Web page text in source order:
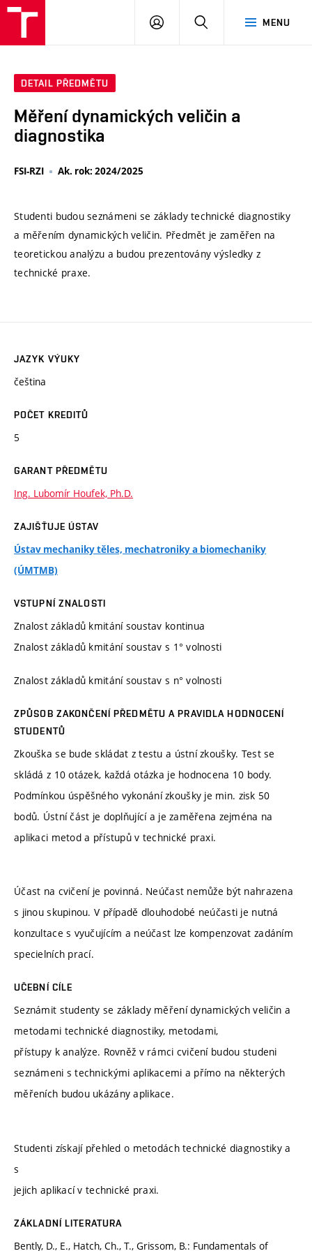
MENU
PŘIHLÁSIT
DETAIL PŘEDMĚTU
Měření dynamických veličin a
diagnostika
FSI-RZI Ak. rok: 2024/2025
Studenti budou seznámeni se základy technické diagnostiky
a měřením dynamických veličin. Předmět je zaměřen na
teoretickou analýzu a budou prezentovány výsledky z
technické praxe.
JAZYK VÝUKY
čeština
POČET KREDITŮ
5
GARANT PŘEDMĚTU
Ing. Lubomír Houfek, Ph.D.
ZAJIŠŤUJE ÚSTAV
Ústav mechaniky těles, mechatroniky a biomechaniky
(ÚMTMB)
VSTUPNÍ ZNALOSTI
Znalost základů kmitání soustav kontinua
Znalost základů kmitání soustav s 1° volnosti
Znalost základů kmitání soustav s n° volnosti
ZPŮSOB ZAKONČENÍ PŘEDMĚTU A PRAVIDLA HODNOCENÍ
STUDENTŮ
Zkouška se bude skládat z testu a ústní zkoušky. Test se
skládá z 10 otázek, každá otázka je hodnocena 10 body.
Podmínkou úspěšného vykonání zkoušky je min. zisk 50
bodů. Ústní část je doplňující a je zaměřena zejména na
aplikaci metod a přístupů v technické praxi.
Účast na cvičení je povinná. Neúčast nemůže být nahrazena
s jinou skupinou. V případě dlouhodobé neúčasti je nutná
konzultace s vyučujícím a neúčast lze kompenzovat zadáním
specielních prací.
UČEBNÍ CÍLE
Seznámit studenty se základy měření dynamických veličin a
metodami technické diagnostiky, metodami,
přístupy k analýze. Rovněž v rámci cvičení budou studeni
seznámeni s technickými aplikacemi a přímo na některých
měřeních budou ukázány aplikace.
Studenti získají přehled o metodách technické diagnostiky a
s
jejich aplikací v technické praxi.
ZÁKLADNÍ LITERATURA
Bently, D., E., Hatch, Ch., T., Grissom, B.: Fundamentals of